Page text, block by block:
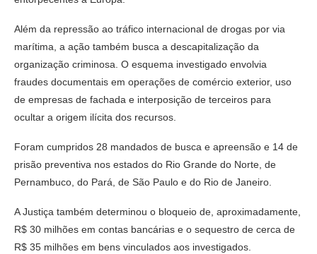
Além da repressão ao tráfico internacional de drogas por via
marítima, a ação também busca a descapitalização da
organização criminosa. O esquema investigado envolvia
fraudes documentais em operações de comércio exterior, uso
de empresas de fachada e interposição de terceiros para
ocultar a origem ilícita dos recursos.
Foram cumpridos 28 mandados de busca e apreensão e 14 de
prisão preventiva nos estados do Rio Grande do Norte, de
Pernambuco, do Pará, de São Paulo e do Rio de Janeiro.
A Justiça também determinou o bloqueio de, aproximadamente,
R$ 30 milhões em contas bancárias e o sequestro de cerca de
R$ 35 milhões em bens vinculados aos investigados.